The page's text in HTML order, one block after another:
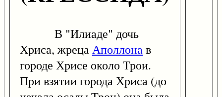
В "Илиаде" дочь
Хриса, жрецаАполлонав
городе Хрисе около Трои.
При взятии города Хриса (до